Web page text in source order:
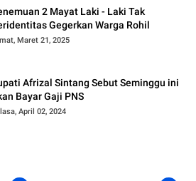
2 Mayat Laki - Laki Tak
Gegerkan Warga Rohil
Maret 21, 2025
Afrizal Sintang Sebut Seminggu ini
Bayar Gaji PNS
April 02, 2024